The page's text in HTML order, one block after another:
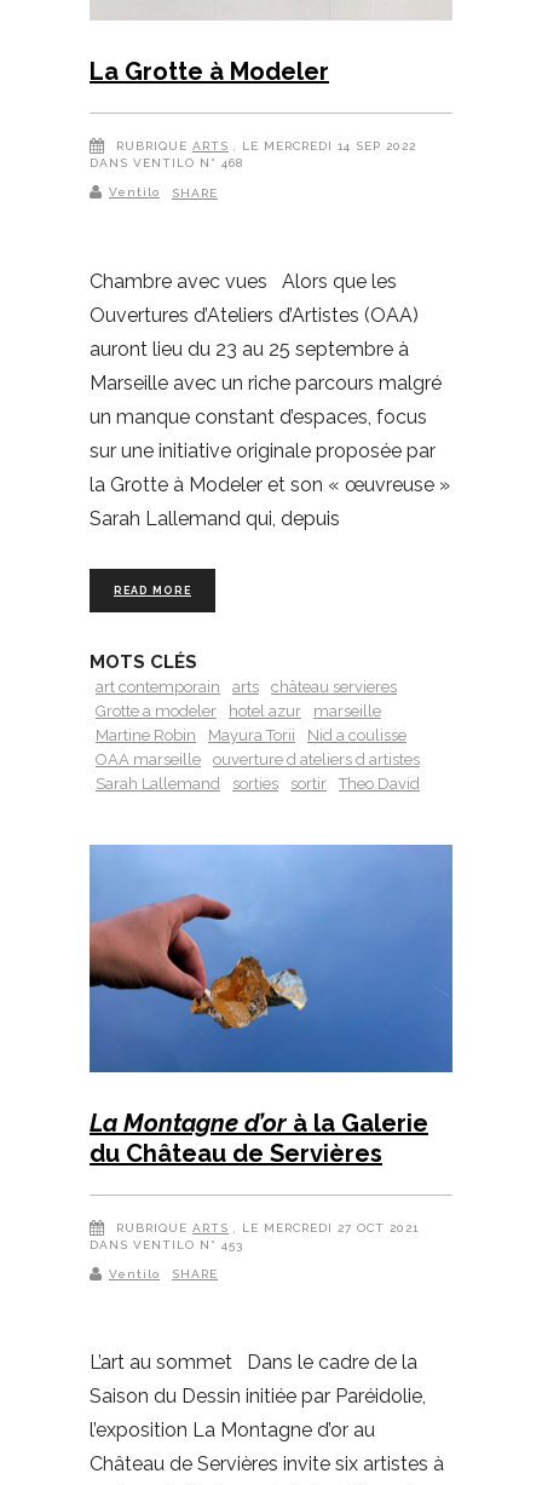
La Grotte à Modeler
RUBRIQUE ARTS
, LE MERCREDI 14 SEP 2022
DANS VENTILO N° 468
Ventilo SHARE
Chambre avec vues Alors que les
Ouvertures d’Ateliers d’Artistes (OAA)
auront lieu du 23 au 25 septembre à
Marseille avec un riche parcours malgré
un manque constant d’espaces, focus
sur une initiative originale proposée par
la Grotte à Modeler et son « œuvreuse »
Sarah Lallemand qui, depuis
READ MORE
MOTS CLÉS
art contemporain arts
château servieres
Grotte a modeler
hotel azur
marseille
Martine Robin
Mayura Torii
Nid a coulisse
OAA marseille
ouverture d ateliers d artistes
Sarah Lallemand
sorties sortir Theo David
La Montagne d’or à la Galerie
du Château de Servières
RUBRIQUE ARTS
, LE MERCREDI 27 OCT 2021
DANS VENTILO N° 453
Ventilo SHARE
L’art au sommet Dans le cadre de la
Saison du Dessin initiée par Paréidolie,
l’exposition La Montagne d’or au
Château de Servières invite six artistes à